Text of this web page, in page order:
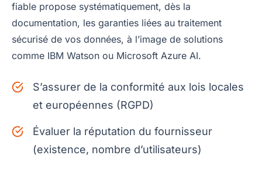
fiable propose systématiquement, dès la
documentation, les garanties liées au traitement
sécurisé de vos données, à l’image de solutions
comme IBM Watson ou Microsoft Azure AI.
S’assurer de la conformité aux lois locales
et européennes (RGPD)
Évaluer la réputation du fournisseur
(existence, nombre d’utilisateurs)